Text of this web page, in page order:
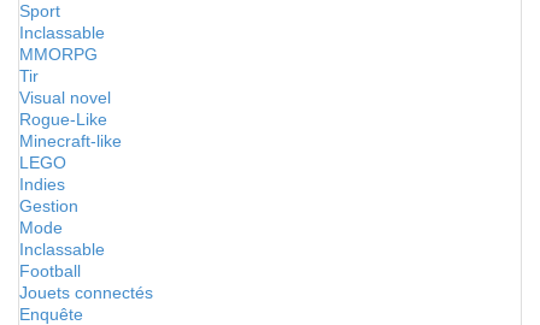
Sport
Inclassable
MMORPG
Tir
Visual novel
Rogue-Like
Minecraft-like
LEGO
Indies
Gestion
Mode
Inclassable
Football
Jouets connectés
Enquête